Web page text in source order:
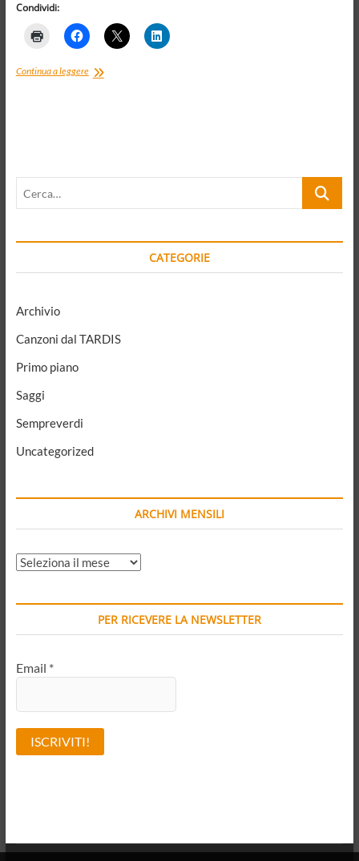
Condividi:
Continua a leggereRipensare
Cerca…
CATEGORIE
Archivio
Canzoni dal TARDIS
Primo piano
Saggi
Sempreverdi
Uncategorized
ARCHIVI MENSILI
ARCHIVI
PER RICEVERE LA NEWSLETTER
Email *
r